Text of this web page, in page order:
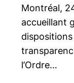
Montréal,
accueillant
l’Ordre…